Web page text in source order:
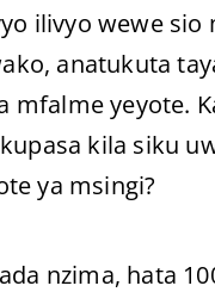
ilivyo wewe sio
anatukuta
mfalme yeyote.
kila siku
ya msingi?
nzima, hata